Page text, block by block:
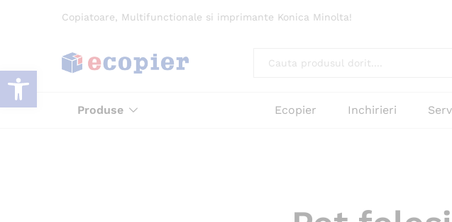
Copiatoare, Multifunctionale si imprimante Konica Minolta!
Produse Ecopier Inchirieri
Deschide bara de unelte